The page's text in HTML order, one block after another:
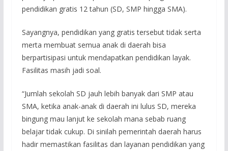
pendidikan gratis 12 tahun (SD, SMP hingga SMA).
Sayangnya, pendidikan yang gratis tersebut tidak serta
merta membuat semua anak di daerah bisa
berpartisipasi untuk mendapatkan pendidikan layak.
Fasilitas masih jadi soal.
“Jumlah sekolah SD jauh lebih banyak dari SMP atau
SMA, ketika anak-anak di daerah ini lulus SD, mereka
bingung mau lanjut ke sekolah mana sebab ruang
belajar tidak cukup. Di sinilah pemerintah daerah harus
hadir memastikan fasilitas dan layanan pendidikan yang